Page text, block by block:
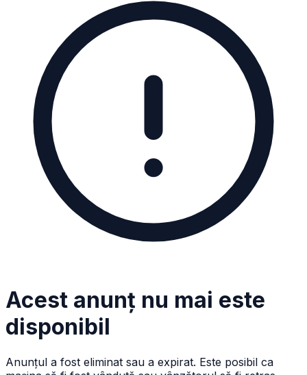
Acest anunț nu mai este
disponibil
Anunțul a fost eliminat sau a expirat. Este posibil ca